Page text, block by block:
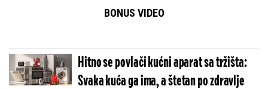
BONUS VIDEO
Hitno se povlači kućni aparat sa tržišta:
Svaka kuća ga ima, a štetan po zdravlje